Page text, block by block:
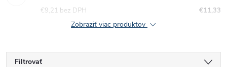
€11,33
€9,21 bez DPH
Zobraziť viac produktov
Filtrovať